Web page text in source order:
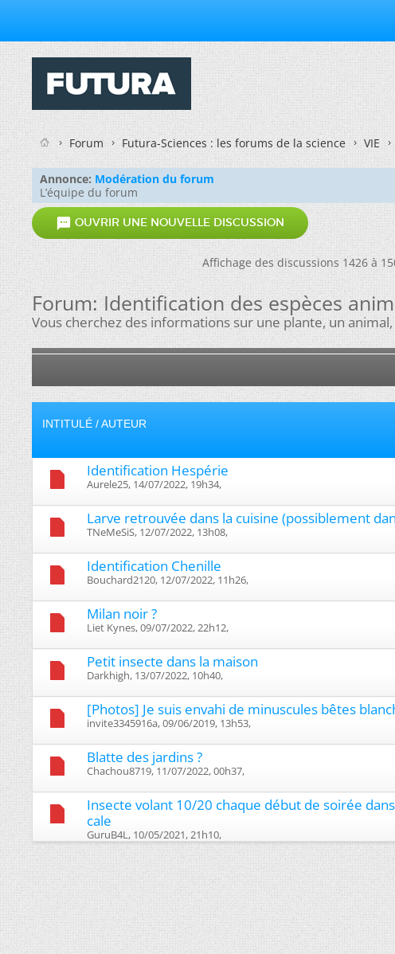
Forum Futura-Sciences : les forums de la science VIE
Annonce: Modération du forum
L’équipe du forum
 OUVRIR UNE NOUVELLE DISCUSSION
Affichage des discussions 1426 à
Forum:Identification des espèces
Vous cherchez des informations sur une plante, un
INTITULÉ /AUTEUR
Identification Hespérie
Aurele25, 14/07/2022, 19h34, ‎
Larve retrouvée dans la cuisine (possiblement
TNeMeSiS, 12/07/2022, 13h08, ‎
Identification Chenille
Bouchard2120, 12/07/2022, 11h26, ‎
Milan noir ?
Liet Kynes, 09/07/2022, 22h12, ‎
Petit insecte dans la maison
Darkhigh, 13/07/2022, 10h40, ‎
[Photos] Je suis envahi de minuscules bêtes
invite3345916a, 09/06/2019, 13h53, ‎
Blatte des jardins ?
Chachou8719, 11/07/2022, 00h37, ‎
Insecte volant 10/20 chaque début de soirée
cale
GuruB4L, 10/05/2021, 21h10, ‎